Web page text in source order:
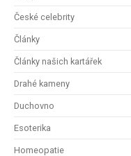
České celebrity
Články
Články našich kartářek
Drahé kameny
Duchovno
Esoterika
Homeopatie